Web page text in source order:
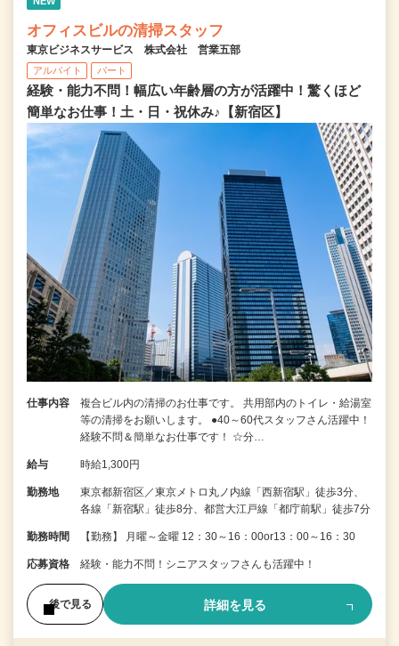
オフィスビルの清掃スタッフ
東京ビジネスサービス 株式会社 営業五部
アルバイト パート
経験・能力不問！幅広い年齢層の方が活躍中！驚くほど
簡単なお仕事！土・日・祝休み♪【新宿区】
仕事内容
複合ビル内の清掃のお仕事です。 共用部内のトイレ・給湯室
等の清掃をお願いします。 ●40～60代スタッフさん活躍中！
経験不問＆簡単なお仕事です！ ☆分…
給与 時給1,300円
勤務地
東京都新宿区／東京メトロ丸ノ内線「西新宿駅」徒歩3分、
各線「新宿駅」徒歩8分、都営大江戸線「都庁前駅」徒歩7分
勤務時間 【勤務】 月曜～金曜 12：30～16：00or13：00～16：30
応募資格 経験・能力不問！シニアスタッフさんも活躍中！
後で見る 詳細を見る